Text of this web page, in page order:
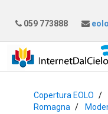
059 773888
Copertura EOLO
Romagna